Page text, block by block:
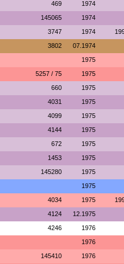
469 1974
145065 1974
3747 1974
3802 07.1974
1975
5257 / 75 1975
660 1975
4031 1975
4099 1975
4144 1975
672 1975
1453 1975
145280 1975
1975
4034 1975
4124 12.1975
4246 1976
1976
145410 1976